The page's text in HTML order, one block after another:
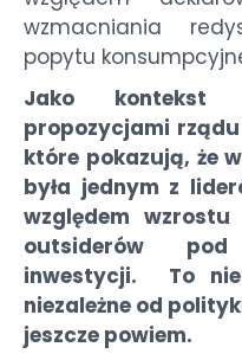
wzmacniania
popytu
Jako kontekst
propozycjami
które pokazują, że
była jednym z
względem
outsiderów
inwestycji. To nie
niezależne od
jeszcze powiem.